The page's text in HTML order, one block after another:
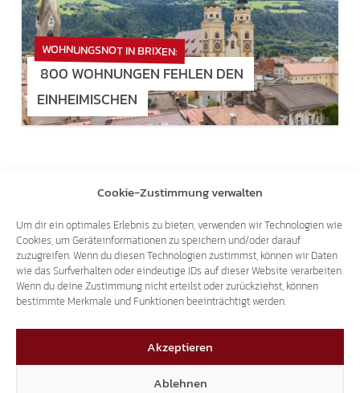
Cookie-Zustimmung verwalten
Um dir ein optimales Erlebnis zu bieten, verwenden wir Technologien wie
Cookies, um Geräteinformationen zu speichern und/oder darauf
zuzugreifen. Wenn du diesen Technologien zustimmst, können wir Daten
wie das Surfverhalten oder eindeutige IDs auf dieser Website verarbeiten.
Wenn du deine Zustimmung nicht erteilst oder zurückziehst, können
bestimmte Merkmale und Funktionen beeinträchtigt werden.
Akzeptieren
Ablehnen
WOHNUNGSNOT IN BRIXEN:
800 WOHNUNGEN FEHLEN DEN
EINHEIMISCHEN